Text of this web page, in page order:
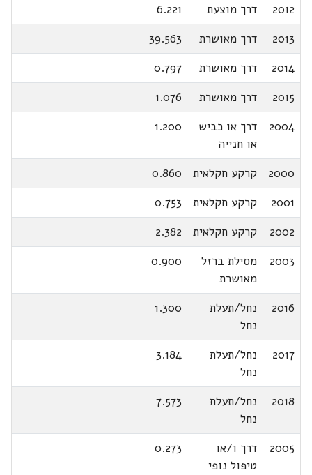
2012 דרך מוצעת
6.221
2013
דרך מאושרת
39.563
2014
דרך מאושרת
0.797
2015
דרך מאושרת
1.076
2004
דרך או כביש
או חנייה
1.200
2000 קרקע חקלאית
0.860
2001
קרקע חקלאית
0.753
2002
קרקע חקלאית
2.382
2003
מסילת ברזל
מאושרת
0.900
2016
נחל/תעלת
נחל
1.300
2017
נחל/תעלת
נחל
3.184
2018
נחל/תעלת
נחל
7.573
2005
דרך ו/או
טיפול נופי
0.273